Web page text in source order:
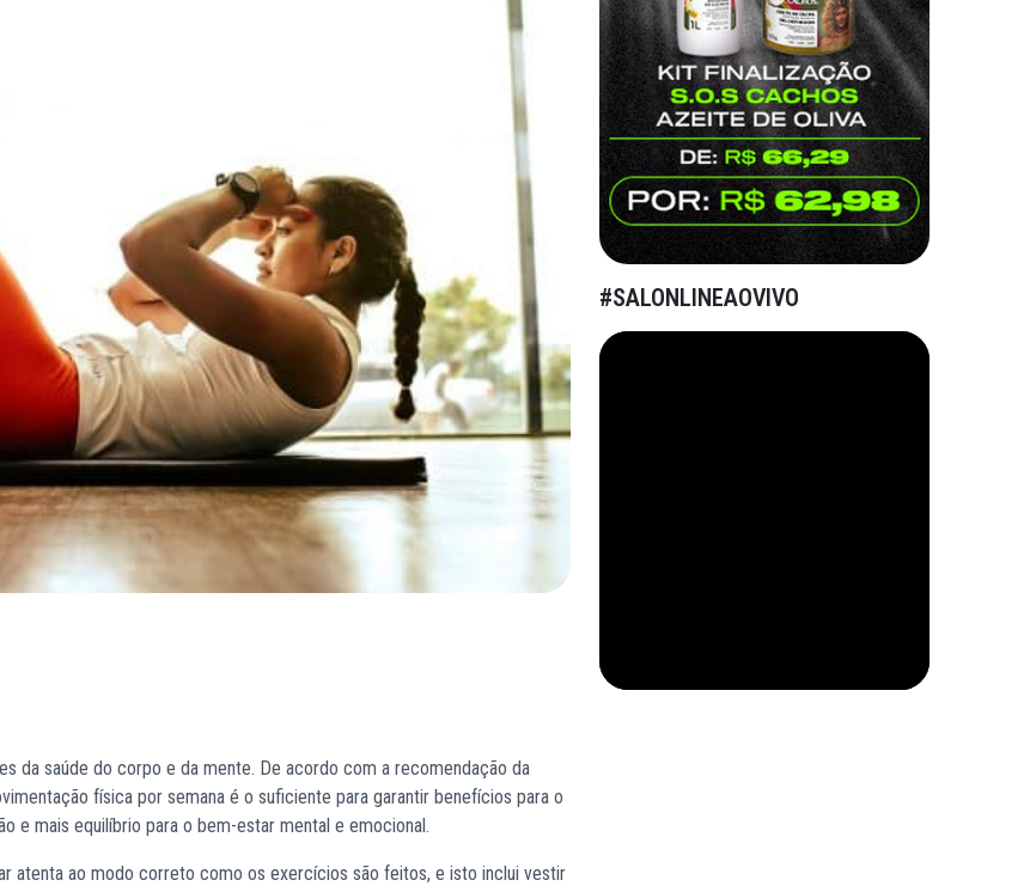
da saúde do corpo e da mente. De acordo com a recomendação da
física por semana é o suficiente para garantir benefícios para o
e mais equilíbrio para o bem-estar mental e emocional.
atenta ao modo correto como os exercícios são feitos, e isto inclui vestir
#SALONLINEAOVIVO